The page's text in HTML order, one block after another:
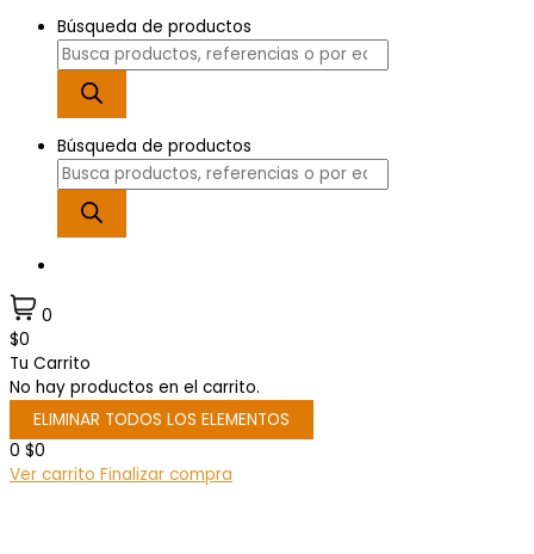
Búsqueda de productos
Búsqueda de productos
0
$0
Tu Carrito
No hay productos en el carrito.
ELIMINAR TODOS LOS ELEMENTOS
0 $0
Ver carrito Finalizar compra